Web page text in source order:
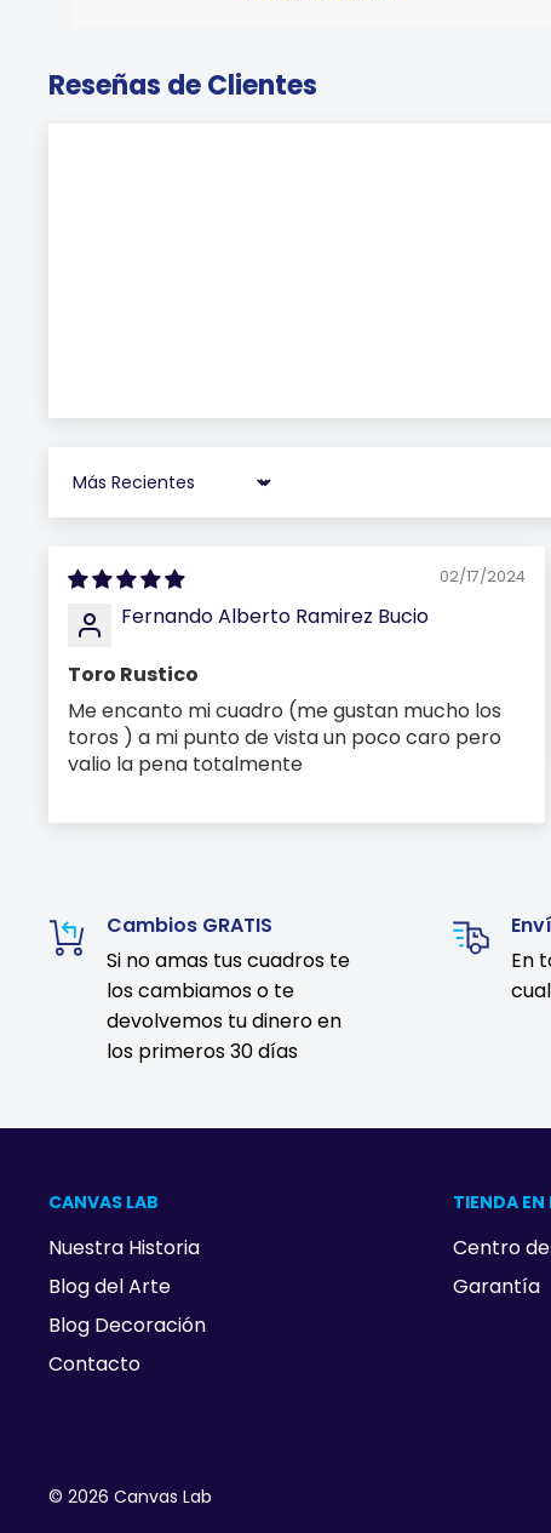
Reseñas de Clientes
Sort by
02/17/2024
Fernando Alberto Ramirez Bucio
Toro Rustico
Me encanto mi cuadro (me gustan mucho los
toros ) a mi punto de vista un poco caro pero
valio la pena totalmente
Cambios GRATIS
Si no amas tus cuadros te
los cambiamos o te
devolvemos tu dinero en
los primeros 30 días
En
CANVAS LAB
Nuestra Historia
Blog del Arte
Blog Decoración
Contacto
TIENDA EN
Centro
Garantía
© 2026 Canvas Lab